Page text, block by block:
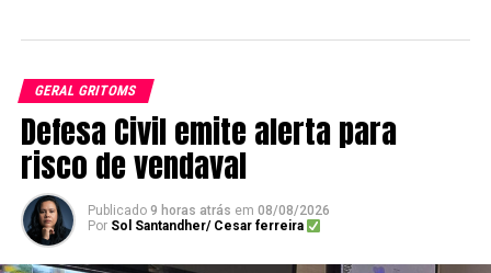
GERAL GRITOMS
Defesa Civil emite alerta para
risco de vendaval
Publicado 9 horas atrás em 08/08/2026
Por Sol Santandher/ Cesar ferreira